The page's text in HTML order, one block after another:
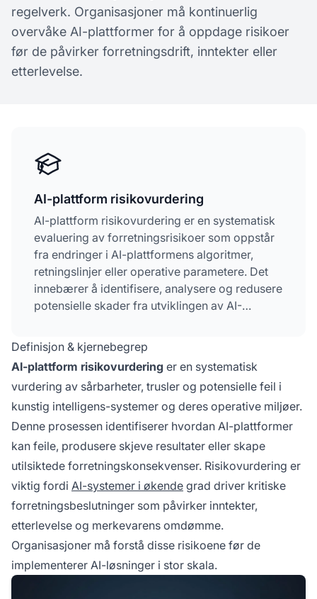
regelverk. Organisasjoner må kontinuerlig
overvåke AI-plattformer for å oppdage risikoer
før de påvirker forretningsdrift, inntekter eller
etterlevelse.
AI-plattform risikovurdering
AI-plattform risikovurdering er en systematisk
evaluering av forretningsrisikoer som oppstår
fra endringer i AI-plattformens algoritmer,
retningslinjer eller operative parametere. Det
innebærer å identifisere, analysere og redusere
potensielle skader fra utviklingen av AI-
dataforgiftning, modellskjevhet og mangler i
etterlevelse av regelverk. Organisasjoner må
kontinuerlig overvåke AI-plattformer for å
oppdage risikoer før de påvirker
forretningsdrift, inntekter eller etterlevelse.
Definisjon & kjernebegrep
AI-plattform risikovurdering er en systematisk
vurdering av sårbarheter, trusler og potensielle feil i
kunstig intelligens-systemer og deres operative miljøer.
Denne prosessen identifiserer hvordan AI-plattformer
kan feile, produsere skjeve resultater eller skape
utilsiktede forretningskonsekvenser. Risikovurdering er
viktig fordi AI-systemer i økende grad driver kritiske
forretningsbeslutninger som påvirker inntekter,
etterlevelse og merkevarens omdømme.
Organisasjoner må forstå disse risikoene før de
implementerer AI-løsninger i stor skala.